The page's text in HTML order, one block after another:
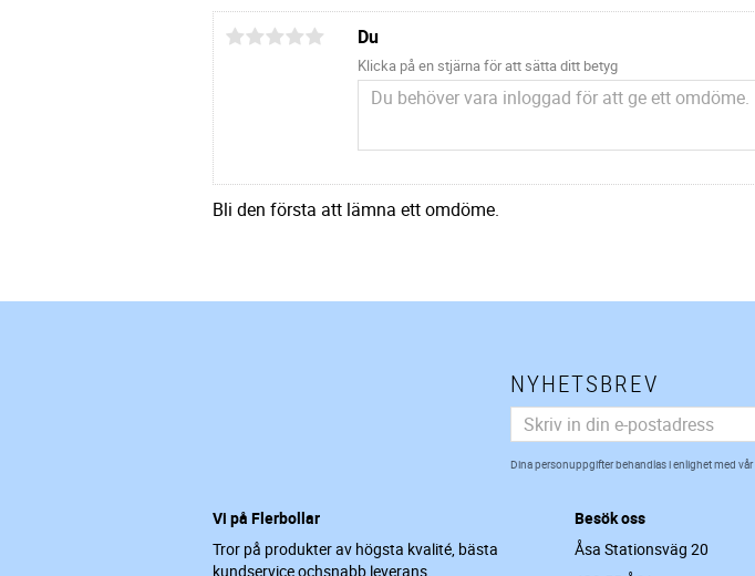
Du
Klicka på en stjärna för att sätta ditt betyg
Bli den första att lämna ett omdöme.
NYHETSBREV
Dina personuppgifter behandlas i enlighet med vår
Vi på Flerbollar
Tror på produkter av högsta kvalité, bästa
kundservice ochsnabb leverans.
Besök oss
Åsa Stationsväg 20